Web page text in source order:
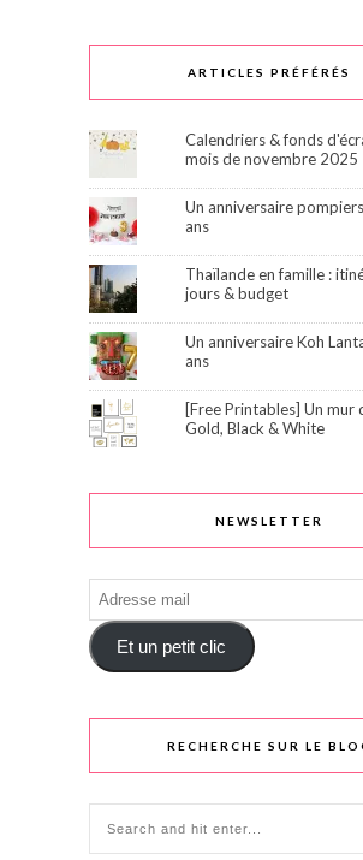
ARTICLES PRÉFÉRÉS
Calendriers & fonds
mois de novembre 2025
Un anniversaire
ans
Thaïlande en famille :
jours & budget
Un anniversaire Koh
ans
[Free Printables] Un mur
Gold, Black & White
NEWSLETTER
Adresse
mail
Et un petit clic
RECHERCHE SUR LE